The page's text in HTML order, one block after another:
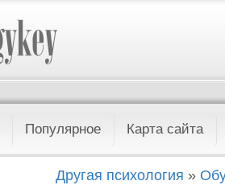
Популярное Карта сайта
Другая психология »